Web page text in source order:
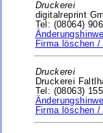
Druckerei
digitalreprint
Tel: (08064)
Firma löschen
Druckerei
Druckerei
Tel: (08063)
Firma löschen